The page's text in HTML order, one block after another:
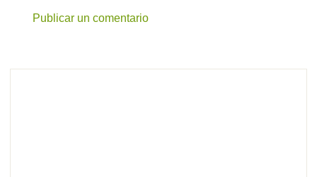
Publicar un comentario